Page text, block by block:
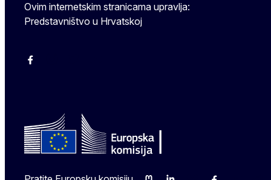
Ovim internetskim stranicama upravlja:
Predstavništvo u Hrvatskoj
Facebook